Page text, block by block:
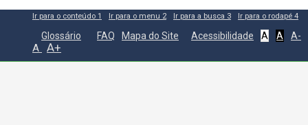
Ir para o conteúdo 1 Ir para o menu 2 Ir para a busca 3 Ir para o rodapé 4
Glossário FAQ Mapa do Site Acessibilidade A A A-
A A+